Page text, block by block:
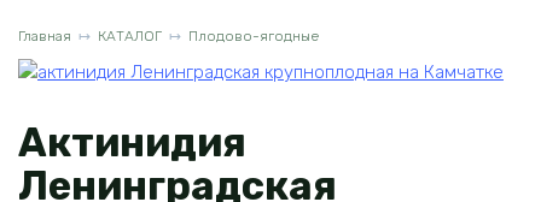
Главная КАТАЛОГ Плодово-ягодные
Актинидия
Ленинградская